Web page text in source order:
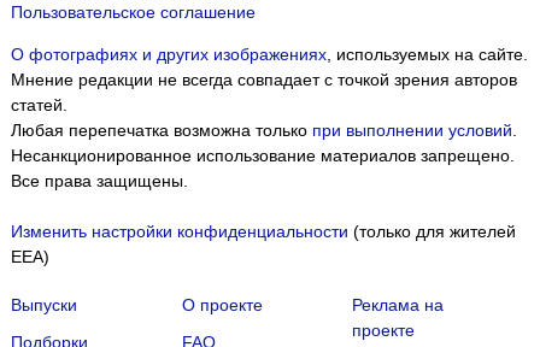
Пользовательское соглашение
О фотографиях и других изображениях, используемых на сайте.
Мнение редакции не всегда совпадает с точкой зрения авторов
статей.
Любая перепечатка возможна только при выполнении условий.
Несанкционированное использование материалов запрещено.
Все права защищены.
Изменить настройки конфиденциальности (только для жителей
EEA)
Выпуски
Подборки
О проекте
FAQ
Реклама на
проекте